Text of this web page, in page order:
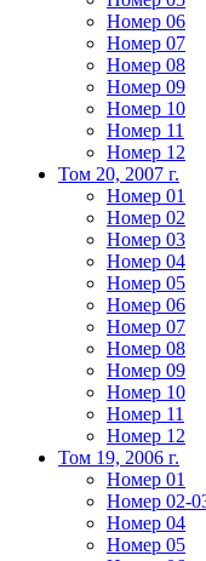
Номер 06
Номер 07
Номер 08
Номер 09
Номер 10
Номер 11
Номер 12
Том 20, 2007 г.
Номер 01
Номер 02
Номер 03
Номер 04
Номер 05
Номер 06
Номер 07
Номер 08
Номер 09
Номер 10
Номер 11
Номер 12
Том 19, 2006 г.
Номер 01
Номер 02-
Номер 04
Номер 05